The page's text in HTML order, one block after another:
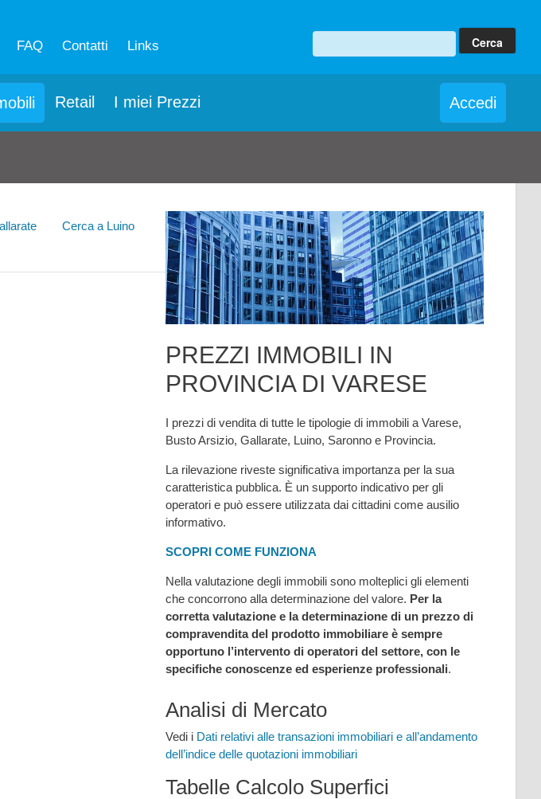
FAQ Contatti Links
Retail I miei Prezzi Accedi
Cerca a Luino
PREZZI IMMOBILI IN
PROVINCIA DI VARESE
I prezzi di vendita di tutte le tipologie di immobili a Varese,
Busto Arsizio, Gallarate, Luino, Saronno e Provincia.
La rilevazione riveste significativa importanza per la sua
caratteristica pubblica. È un supporto indicativo per gli
operatori e può essere utilizzata dai cittadini come ausilio
informativo.
SCOPRI COME FUNZIONA
Nella valutazione degli immobili sono molteplici gli elementi
che concorrono alla determinazione del valore. Per la
corretta valutazione e la determinazione di un prezzo di
compravendita del prodotto immobiliare è sempre
opportuno l’intervento di operatori del settore, con le
specifiche conoscenze ed esperienze professionali.
Analisi di Mercato
Vedi i Dati relativi alle transazioni immobiliari e all’andamento
dell’indice delle quotazioni immobiliari
Tabelle Calcolo Superfici